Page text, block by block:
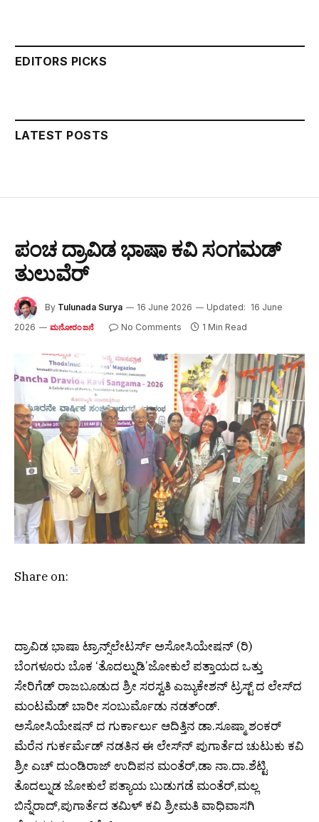
EDITORS PICKS
LATEST POSTS
ಪಂಚ ದ್ರಾವಿಡ ಭಾಷಾ ಕವಿ ಸಂಗಮಡ್
ತುಲುವೆರ್
By Tulunada Surya 16 June 2026 Updated: 16 June
2026
ಮನೋರಂಜನೆ No Comments 1 Min Read
Share on:
ದ್ರಾವಿಡ ಭಾಷಾ ಟ್ರಾನ್ಸ್‌ಲೇಟರ್ಸ್ ಅಸೋಸಿಯೇಷನ್ (ರಿ)
ಬೆಂಗಳೂರು ಬೊಕ ‘ತೊದಲ್ನುಡಿ’ಜೋಕುಲೆ ಪತ್ತಾಯದ ಒತ್ತು
ಸೇರಿಗೆಡ್ ರಾಜಬೂಡುದ ಶ್ರೀ ಸರಸ್ವತಿ ಎಜ್ಯುಕೇಶನ್ ಟ್ರಸ್ಟ್ ದ ಲೇಸ್‌ದ
ಮಂಟಮೆಡ್ ಬಾರೀ ಸಂಬುರ್ಮೊಡು ನಡತ್ಂಡ್.
ಅಸೋಸಿಯೇಷನ್ ದ ಗುರ್ಕಾರ್ಲು ಆದಿತ್ತಿನ ಡಾ.ಸೂಷ್ಮಾ ಶಂಕರ್
ಮೆರೆನ ಗುರ್ಕರ್ಮೆಡ್ ನಡತಿನ ಈ ಲೇಸ್‌ನ್ ಪುಗಾರ್ತೆದ ಚುಟುಕು ಕವಿ
ಶ್ರೀ ಎಚ್ ದುಂಡಿರಾಜ್ ಉದಿಪನ ಮಂತೆರ್,ಡಾ ನಾ.ದಾ.ಶೆಟ್ಟಿ
ತೊದಲ್ನುಡ ಜೋಕುಲೆ ಪತ್ಯಾಯ ಬುಡುಗಡೆ ಮಂತೆರ್,ಮಲ್ಲ
ಬಿನ್ನೆರಾದ್,ಪುಗಾರ್ತೆದ ತಮಿಳ್ ಕವಿ ಶ್ರೀಮತಿ ವಾಧಿವಾಸಗಿ